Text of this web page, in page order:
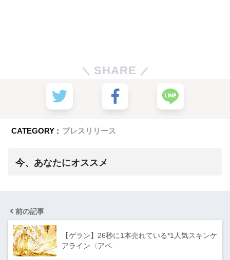
SHARE
CATEGORY : プレスリリース
今、あなたにオススメ
前の記事
【ゲラン】26秒に1本売れている*1人気スキンケ
アライン〈アベ…